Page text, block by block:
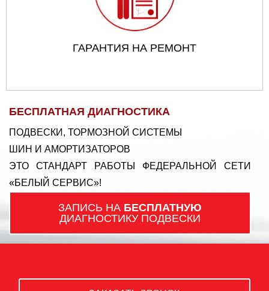
ГАРАНТИЯ НА РЕМОНТ
БЕСПЛАТНАЯ ДИАГНОСТИКА
ПОДВЕСКИ, ТОРМОЗНОЙ СИСТЕМЫ
ШИН И АМОРТИЗАТОРОВ
ЭТО СТАНДАРТ РАБОТЫ ФЕДЕРАЛЬНОЙ СЕТИ
«БЕЛЫЙ СЕРВИС»!
ЗАПИСЬ НА БЕСПЛАТНУЮ
ДИАГНОСТИКУ ПОДВЕСКИ